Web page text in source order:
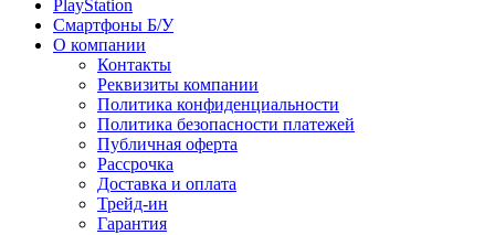
PlayStation
Смартфоны Б/У
О компании
Контакты
Реквизиты компании
Политика конфиденциальности
Политика безопасности платежей
Публичная оферта
Рассрочка
Доставка и оплата
Трейд-ин
Гарантия